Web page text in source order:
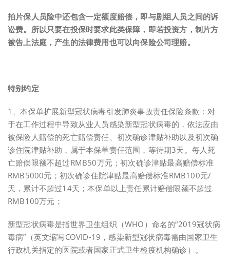
拍片保人员险中还包含一定额度赔偿，即与剧组人员之间的诉
讼费。所以只要在投保时要求此类保障，即若投资方，制片方
被告上法庭，产生的法律费用也可以向保险公司理赔。
特别约定
1、本保单扩展新型冠状病毒引发肺炎事故责任保险条款：对
于在工作过程中导致从业人员感染新型冠状病毒的，依法应由
被保险人赔偿的死亡赔偿责任、初次确诊津贴补助以及初次确
诊住院津贴补助，属于本保单责任范围，等待期3天。每人死
亡赔偿限额不超过RMB50万元；初次确诊津贴最高赔偿标准
RMB5000元；初次确诊住院津贴最高赔偿标准RMB100元/
天，累计不超过14天；本保单以上责任累计赔偿限额不超过
RMB100万元；
新型冠状病毒是指世界卫生组织（WHO）命名的“2019冠状病
毒病”（英文缩写COVID-19，感染新型冠状病毒需由国家卫生
行政机关指定的医院或者国家正式卫生检疫机构确诊）。